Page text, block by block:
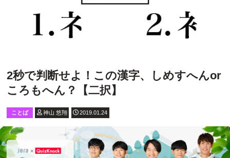
2秒で判断せよ！この漢字、しめすへんor
ころもへん？【二択】
ことば 神山 悠翔 2019.01.24